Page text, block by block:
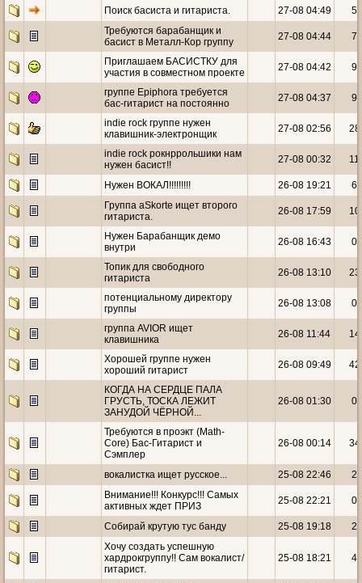
Поиск басиста и гитариста. 27-08 04:49
5
Требуются барабанщик и
басист в Металл-Кор группу
27-08 04:44 7
Приглашаем БАСИСТКУ для
участия в совместном проекте
27-08 04:42 9
группе Epiphora требуется
бас-гитарист на постоянно
27-08 04:37 9
indie rock группе нужен
клавишник-электронщик
27-08 02:56 28
indie rock рокнррольшики нам
нужен басист!!
27-08 00:32 11
Нужен ВОКАЛ!!!!!!!!! 26-08 19:21
6
Группа aSkorte ищет второго
гитариста.
26-08 17:59 10
Нужен Барабанщик демо
внутри
26-08 16:43 0
Топик для свободного
гитариста
26-08 13:10 23
потенциальному директору
группы
26-08 13:08 0
группа AVIOR ищет
клавишника
26-08 11:44 14
Хорошей группе нужен
хороший гитарист
26-08 09:49 42
КОГДА НА СЕРДЦЕ ПАЛА
ГРУСТЬ, ТОСКА ЛЕЖИТ
ЗАНУДОЙ ЧЁРНОЙ...
26-08 01:30 0
Требуются в проэкт (Math-
Core) Бас-Гитарист и
Сэмплер
26-08 00:14 34
вокалистка ищет русское... 25-08 22:46
2
Внимание!!! Конкурс!!! Самых
активных ждет ПРИЗ
25-08 22:21 0
Собирай крутую тус банду 25-08 19:18
2
Хочу создать успешную
хардрокгруппу!! Сам вокалист/
гитарист.
25-08 18:21 4